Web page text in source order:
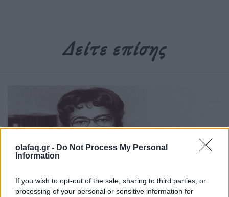
olafaq.gr - Do Not Process My Personal
Information
If you wish to opt-out of the sale, sharing to third parties, or
processing of your personal or sensitive information for
Δείτε επίσης